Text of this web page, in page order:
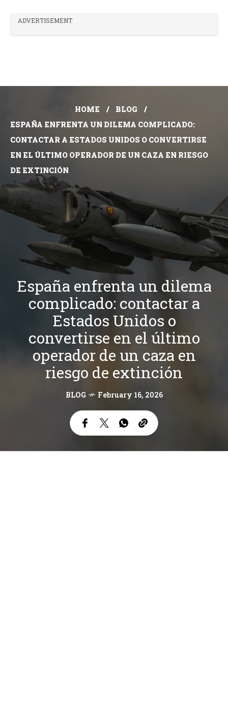
ADVERTISEMENT
HOME
BLOG
ESPAÑA ENFRENTA UN DILEMA COMPLICADO:
CONTACTAR A ESTADOS UNIDOS O CONVERTIRSE
EN EL ÚLTIMO OPERADOR DE UN CAZA EN RIESGO
DE EXTINCIÓN
España enfrenta un dilema
complicado: contactar a
Estados Unidos o
convertirse en el último
operador de un caza en
riesgo de extinción
BLOG February 16, 2026